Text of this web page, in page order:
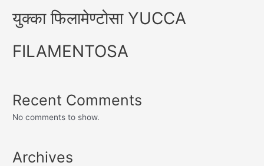
युक्का फिलामेण्टोसा YUCCA
FILAMENTOSA
Recent Comments
No comments to show.
Archives